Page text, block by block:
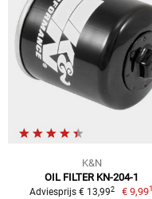
K&N
OIL FILTER KN-204-1
Adviesprijs € 13,992 € 9,991